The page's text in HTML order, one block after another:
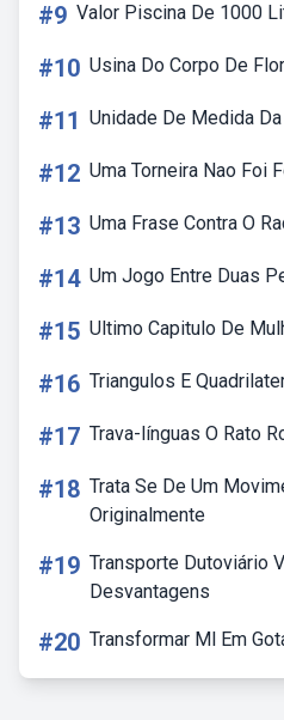
#9 Valor Piscina De 1000
#10 Usina Do Corpo De
#11 Unidade De Medida
#12 Uma Torneira Nao Foi
#13 Uma Frase Contra O
#14 Um Jogo Entre Duas
#15 Ultimo Capitulo De
#16 Triangulos E
#17 Trava-línguas O Rato
#18 Trata Se De Um
Originalmente
#19 Transporte Dutoviário
Desvantagens
#20 Transformar Ml Em